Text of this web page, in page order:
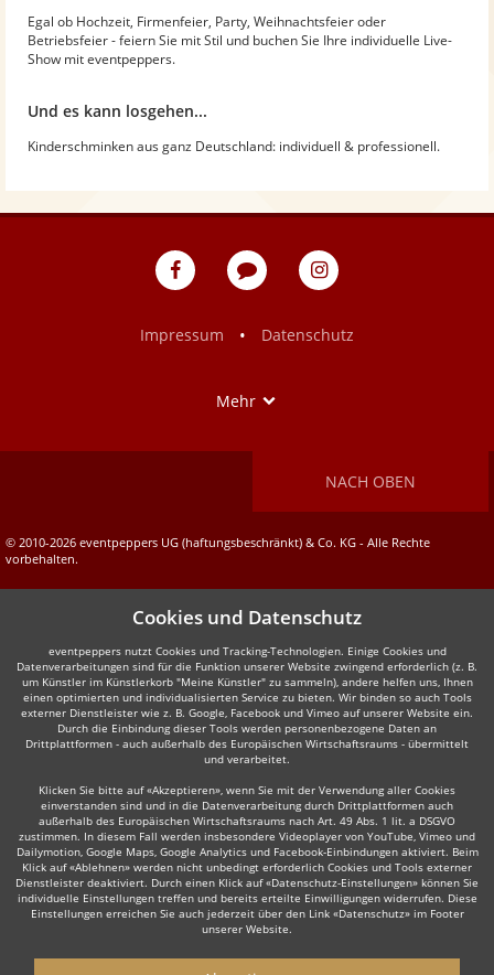
Egal ob Hochzeit, Firmenfeier, Party, Weihnachtsfeier oder
Betriebsfeier - feiern Sie mit Stil und buchen Sie Ihre individuelle Live-
Show mit eventpeppers.
Und es kann losgehen...
Kinderschminken aus ganz Deutschland: individuell & professionell.
eventpeppers
Blog
eventpeppers
Impressum
• Datenschutz
Mehr
NACH OBEN
© 2010-2026 eventpeppers UG (haftungsbeschränkt) & Co. KG - Alle Rechte
vorbehalten.
Cookies und Datenschutz
eventpeppers nutzt Cookies und Tracking-Technologien. Einige Cookies und
Datenverarbeitungen sind für die Funktion unserer Website zwingend erforderlich (z. B.
um Künstler im Künstlerkorb "Meine Künstler" zu sammeln), andere helfen uns, Ihnen
einen optimierten und individualisierten Service zu bieten. Wir binden so auch Tools
externer Dienstleister wie z. B. Google, Facebook und Vimeo auf unserer Website ein.
Durch die Einbindung dieser Tools werden personenbezogene Daten an
Drittplattformen - auch außerhalb des Europäischen Wirtschaftsraums - übermittelt
und verarbeitet.
Klicken Sie bitte auf «Akzeptieren», wenn Sie mit der Verwendung aller Cookies
einverstanden sind und in die Datenverarbeitung durch Drittplattformen auch
außerhalb des Europäischen Wirtschaftsraums nach Art. 49 Abs. 1 lit. a DSGVO
zustimmen. In diesem Fall werden insbesondere Videoplayer von YouTube, Vimeo und
Dailymotion, Google Maps, Google Analytics und Facebook-Einbindungen aktiviert. Beim
Klick auf «Ablehnen» werden nicht unbedingt erforderlich Cookies und Tools externer
Dienstleister deaktiviert. Durch einen Klick auf «Datenschutz-Einstellungen» können Sie
individuelle Einstellungen treffen und bereits erteilte Einwilligungen widerrufen. Diese
Einstellungen erreichen Sie auch jederzeit über den Link «Datenschutz» im Footer
unserer Website.